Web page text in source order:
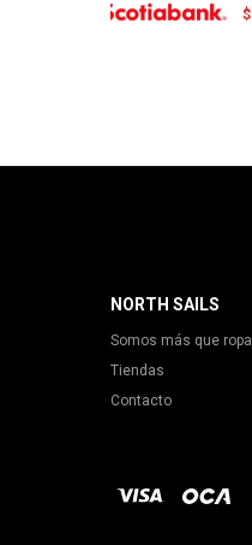
$
NORTH SAILS
Somos más que ropa
Tiendas
Contacto